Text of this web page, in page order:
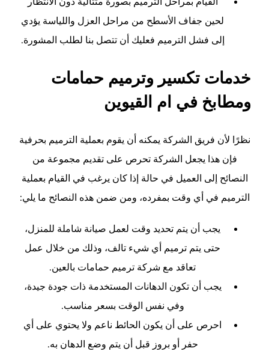
لحين جفاف الأسطح من مراحل العزل واللياسة يؤدي
إلى فشل الترميم فعليك أن تتصل بنا لطلب المشورة.
خدمات تكسير وترميم حمامات
ومطابخ في ام القيوين
نظرًا لأن فريق الشركة يمكنه أن يقوم بعملية الترميم بحرفية
فإن هذا يجعل الشركة تحرص على تقديم مجموعة من
النصائح إلى العميل في حالة إذا كان يرغب في القيام بعملية
الترميم في أي وقت بمفرده، ومن ضمن هذه النصائح ما يلي:
يجب أن يتم تحديد وقت لعمل صيانة شاملة للمنزل،
حتى يتم ترميم أي شيء تالف، وذلك من خلال عمل
تعاقد مع شركة ترميم حمامات بالعين.
يجب أن تكون الدهانات المستخدمة ذات جودة جيدة،
وفي نفس الوقت بسعر مناسب.
احرص على أن يكون الحائط ناعم ولا يحتوي على أي
حفر أو بروز قبل أن يتم وضع الدهان به.